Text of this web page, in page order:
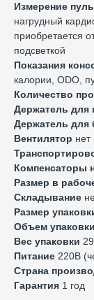
Измерение
нагрудный
приобретается
подсветкой
Показания
калории, ODO,
Количество
Держатель для
Держатель для
Вентилятор нет
Компенсаторы
Размер в
Складывание
Размер
Объем упаковки
Вес упаковки
Питание 220В
Страна
Гарантия 1 год